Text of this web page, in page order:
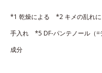
*1 乾燥による *2 キメの乱れ
手入れ *5 DF-パンテノール（=
成分